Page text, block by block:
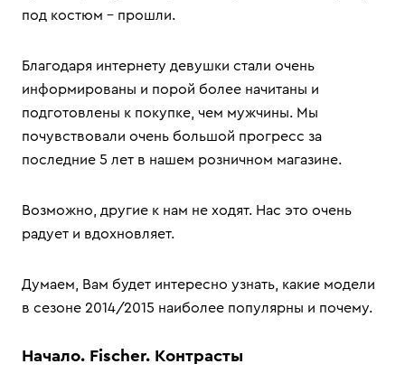
под костюм – прошли.
Благодаря интернету девушки стали очень
информированы и порой более начитаны и
подготовлены к покупке, чем мужчины. Мы
почувствовали очень большой прогресс за
последние 5 лет в нашем розничном магазине.
Возможно, другие к нам не ходят. Нас это очень
радует и вдохновляет.
Думаем, Вам будет интересно узнать, какие модели
в сезоне 2014/2015 наиболее популярны и почему.
Начало. Fischer. Контрасты